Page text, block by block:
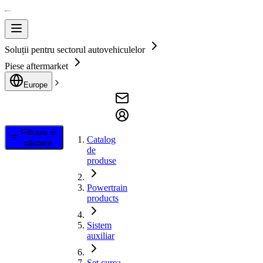
Soluții pentru sectorul autovehiculelor
Piese aftermarket
Europe
Filtrare și
căutare
Catalog
de
produse
Powertrain
products
Sistem
auxiliar